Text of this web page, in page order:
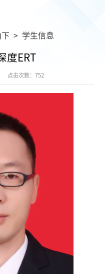
下 > 学生信息
度ERT
点击次数： 752